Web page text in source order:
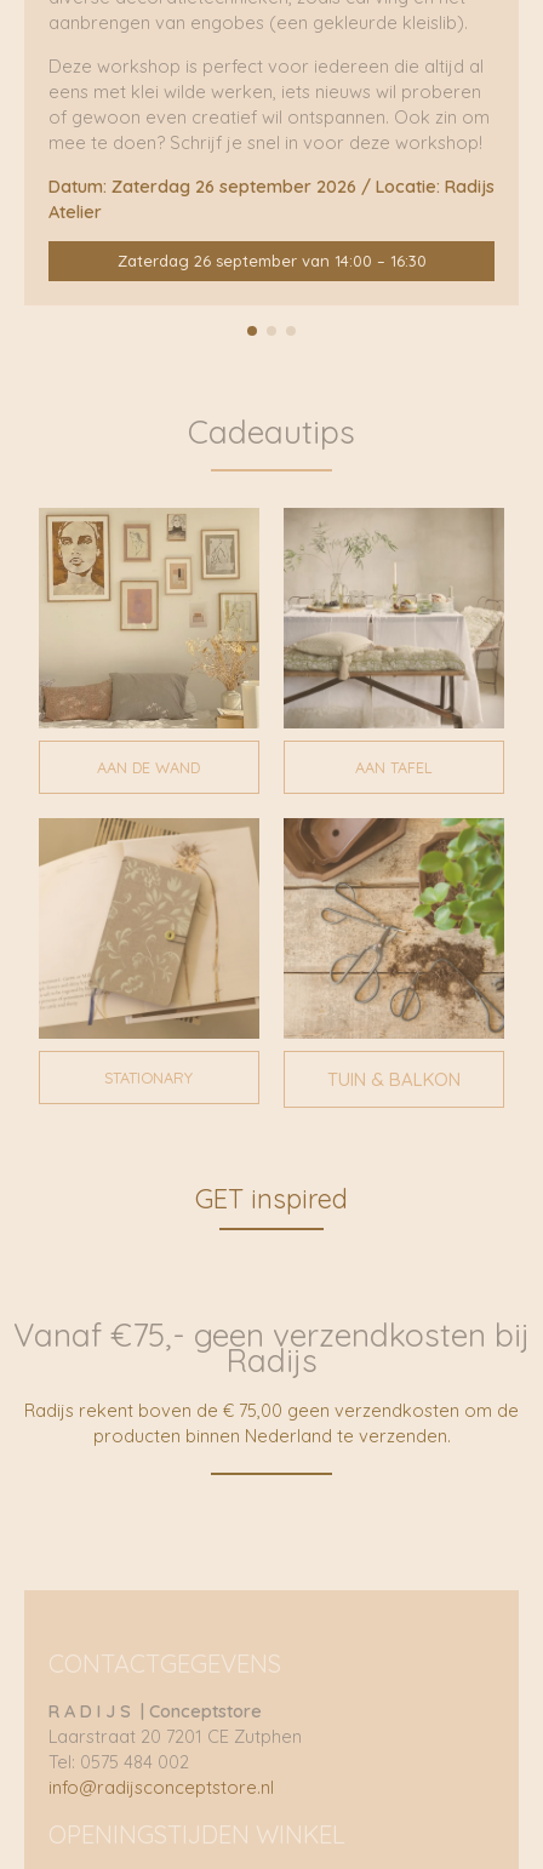
aanbrengen van engobes (een gekleurde kleislib).
Deze workshop is perfect voor iedereen die altijd al
eens met klei wilde werken, iets nieuws wil proberen
of gewoon even creatief wil ontspannen. Ook zin om
mee te doen? Schrijf je snel in voor deze workshop!
Datum: Zaterdag 26 september 2026 / Locatie: Radijs
Atelier
Zaterdag 26 september van 14:00 – 16:30
Cadeautips
AAN DE WAND AAN TAFEL
STATIONARY TUIN & BALKON
GET inspired
Vanaf €75,- geen verzendkosten bij
Radijs
Radijs rekent boven de € 75,00 geen verzendkosten om de
producten binnen Nederland te verzenden.
CONTACTGEGEVENS
R A D I J S | Conceptstore
Laarstraat 20 7201 CE Zutphen
Tel: 0575 484 002
info@radijsconceptstore.nl
OPENINGSTIJDEN WINKEL